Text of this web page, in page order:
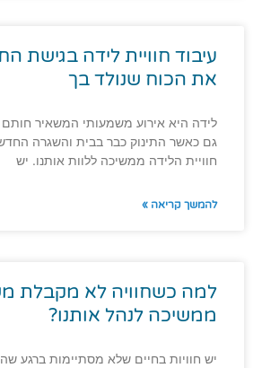
עיבוד חוויית לידה בגישת
את הכוח שנולד בך
לידה היא אירוע משמעותי המשאיר
גם כאשר התינוק כבר בבית והשגרה
חוויית הלידה ממשיכה ללוות אותנו. יש
להמשך קריאה »
למה כשחוויה לא מקבלת
ממשיכה לנהל אותנו?
יש חוויות בחיים שלא מסתיימות ברגע